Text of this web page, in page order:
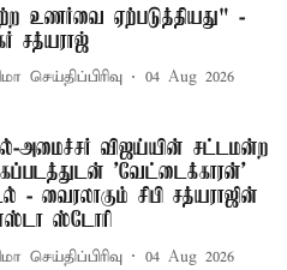
உணர்வை ஏற்படுத்தியது" -
சத்யராஜ்
செய்திப்பிரிவு 04 Aug 2026
அமைச்சர் விஜய்யின் சட்டமன்ற
'வேட்டைக்காரன்'
- வைரலாகும் சிபி சத்யராஜின்
ஸ்டோரி
செய்திப்பிரிவு 04 Aug 2026